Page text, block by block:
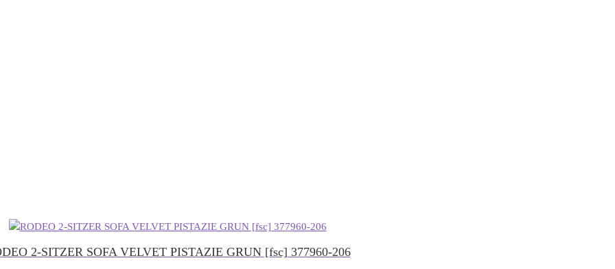
2-SITZER SOFA VELVET PISTAZIE GRUN [fsc] 377960-206